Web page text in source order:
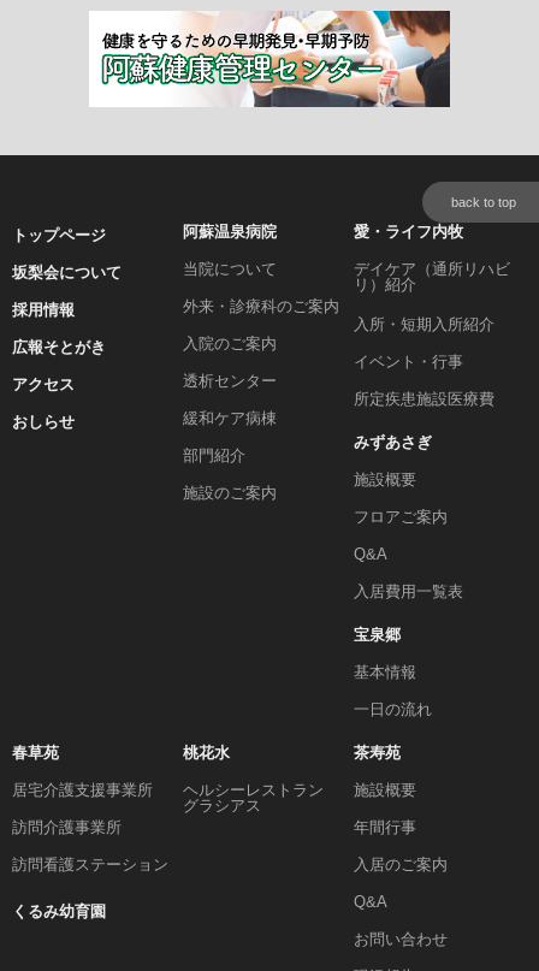
back to top
トップページ
坂梨会について
採用情報
広報そとがき
アクセス
おしらせ
阿蘇温泉病院
当院について
外来・診療科のご案内
入院のご案内
透析センター
緩和ケア病棟
部門紹介
施設のご案内
愛・ライフ内牧
デイケア（通所リハビ
リ）紹介
入所・短期入所紹介
イベント・行事
所定疾患施設医療費
みずあさぎ
施設概要
フロアご案内
Q&A
入居費用一覧表
宝泉郷
基本情報
一日の流れ
春草苑
居宅介護支援事業所
訪問介護事業所
訪問看護ステーション
くるみ幼育園
桃花水
ヘルシーレストラン
グラシアス
茶寿苑
施設概要
年間行事
入居のご案内
Q&A
お問い合わせ